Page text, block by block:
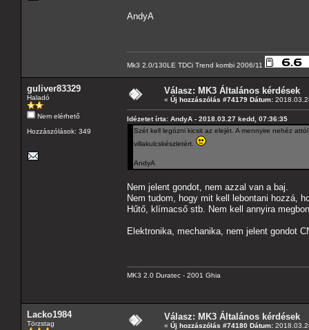
AndyA
Mk3 2.0/130LE TDCi Trend kombi 2006/11
guliver83329
Haladó
Nem elérhető
Hozzászólások: 349
Válasz: MK3 Általános kérdések
« Új hozzászólás #74179 Dátum:
Idézetet írta: AndyA - 2018.03.27 kedd, 07:36:35
Szét kell legózni kicsit az elejét. A mennyire nehéz
villakulcskészletért.
AndyA
Nem jelent gondot, nem azzal van a baj.
Nem tudom, hogy mit kell lebontani hozzá,
Hűtő, klímacső stb. Nem kell annyira
Elektronika, mechanika, nem jelent gondot
MK3 2.0 Duratec - 2001 Ghia
Lacko1984
Törzstag
Válasz: MK3 Általános kérdések
« Új hozzászólás #74180 Dátum: